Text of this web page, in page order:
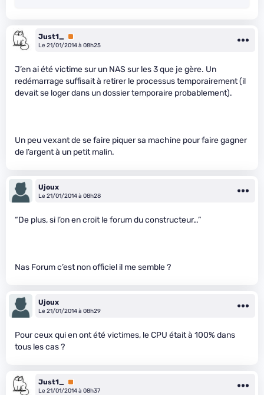
Just1_ Premium
Le 21/01/2014 à 08h25
J’en ai été victime sur un NAS sur les 3 que je gère. Un
redémarrage suffisait à retirer le processus temporairement (il
devait se loger dans un dossier temporaire probablement).
Un peu vexant de se faire piquer sa machine pour faire gagner
de l’argent à un petit malin.
Ujoux
Le 21/01/2014 à 08h28
“De plus, si l’on en croit le forum du constructeur…”
Nas Forum c’est non officiel il me semble ?
Ujoux
Le 21/01/2014 à 08h29
Pour ceux qui en ont été victimes, le CPU était à 100% dans
tous les cas ?
Just1_ Premium
Le 21/01/2014 à 08h37